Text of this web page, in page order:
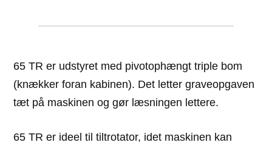
65 TR er udstyret med pivotophængt triple bom
(knækker foran kabinen). Det letter graveopgaven
tæt på maskinen og gør læsningen lettere.
65 TR er ideel til tiltrotator, idet maskinen kan